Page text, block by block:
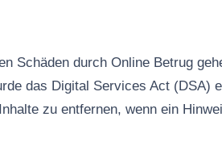
Schäden durch Online Betrug
das Digital Services Act (DSA)
zu entfernen, wenn ein